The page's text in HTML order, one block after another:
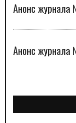
Анонс
Анонс